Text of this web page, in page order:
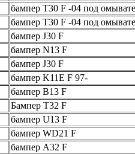
бампер T30 F -04 под
бампер T30 F -04 под
бампер J30 F
бампер N13 F
бампер J30 F
бампер K11E F 97-
бампер B13 F
Бампер T32 F
бампер U13 F
бампер WD21 F
бампер A32 F